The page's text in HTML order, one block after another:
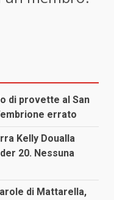
di provette al San
errato
Kelly Doualla
20. Nessuna
di Mattarella,